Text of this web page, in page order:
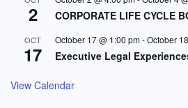
2 CORPORATE LIFE CYCLE
OCT
17
October 17 @ 1:00 pm-October
Executive Legal
View Calendar